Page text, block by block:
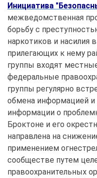
Инициатива
межведомственная
борьбу с
наркотиков и насилия
прилегающих к нему
группы входят
федеральные
группы регулярно
обмена информацией и
информации о
Броктоне и его
направлена на
применением
сообществе путем
правоохранительных